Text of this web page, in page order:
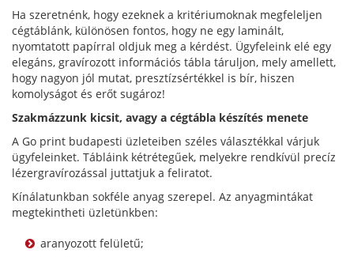
Ha szeretnénk, hogy ezeknek a kritériumoknak megfeleljen
cégtáblánk, különösen fontos, hogy ne egy laminált,
nyomtatott papírral oldjuk meg a kérdést. Ügyfeleink elé egy
elegáns, gravírozott információs tábla táruljon, mely amellett,
hogy nagyon jól mutat, presztízsértékkel is bír, hiszen
komolyságot és erőt sugároz!
Szakmázzunk kicsit, avagy a cégtábla készítés menete
A Go print budapesti üzleteiben széles választékkal várjuk
ügyfeleinket. Tábláink kétrétegűek, melyekre rendkívül precíz
lézergravírozással juttatjuk a feliratot.
Kínálatunkban sokféle anyag szerepel. Az anyagmintákat
megtekintheti üzletünkben:
aranyozott felületű;